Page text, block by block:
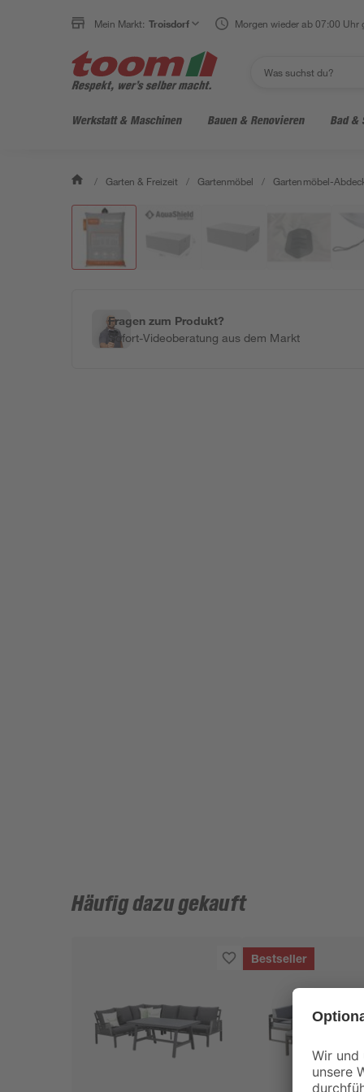
Mein Markt: Troisdorf Morgen wieder ab 07:00 Uhr
Werkstatt & Maschinen Bauen & Renovieren Bad &
/ Garten & Freizeit / Gartenmöbel / Gartenmöbel-
Fragen zum Produkt?
Sofort-Videoberatung aus dem Markt
Häufig dazu gekauft
Bestseller